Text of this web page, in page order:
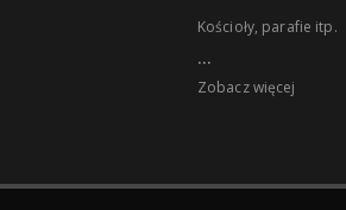
Kościoły, parafie itp.
...
Zobacz więcej